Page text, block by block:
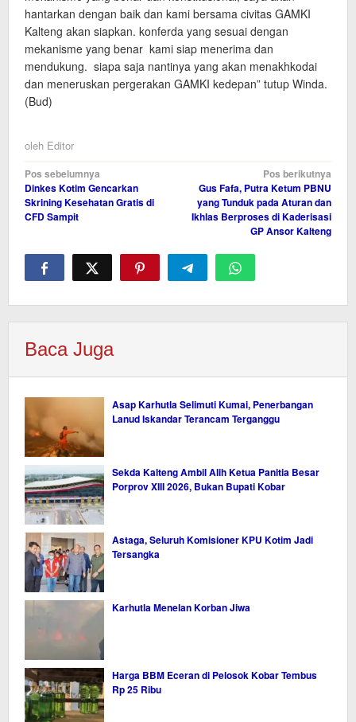
hantarkan dengan baik dan kami bersama civitas GAMKI
Kalteng akan siapkan. konferda yang sesuai dengan
mekanisme yang benar kami siap menerima dan
mendukung. siapa saja nantinya yang akan menakhkodai
dan meneruskan pergerakan GAMKI kedepan” tutup Winda.
(Bud)
oleh Editor
Navigasi
pos
Pos sebelumnya
Dinkes Kotim Gencarkan
Skrining Kesehatan Gratis di
CFD Sampit
Pos berikutnya
Gus Fafa, Putra Ketum PBNU
yang Tunduk pada Aturan dan
Ikhlas Berproses di Kaderisasi
GP Ansor Kalteng
Baca Juga
Asap Karhutla Selimuti Kumai, Penerbangan
Lanud Iskandar Terancam Terganggu
Sekda Kalteng Ambil Alih Ketua Panitia Besar
Porprov XIII 2026, Bukan Bupati Kobar
Astaga, Seluruh Komisioner KPU Kotim Jadi
Tersangka
Karhutla Menelan Korban Jiwa
Harga BBM Eceran di Pelosok Kobar Tembus
Rp 25 Ribu